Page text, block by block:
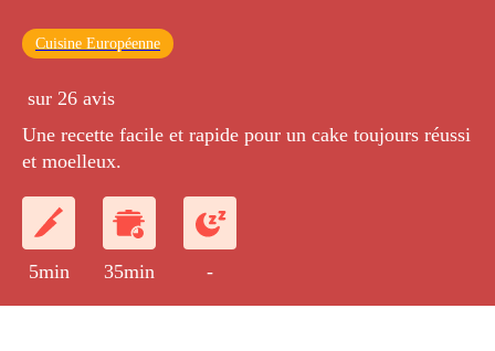
Cuisine Européenne
sur 26 avis
Une recette facile et rapide pour un cake toujours réussi
et moelleux.
5min 35min -